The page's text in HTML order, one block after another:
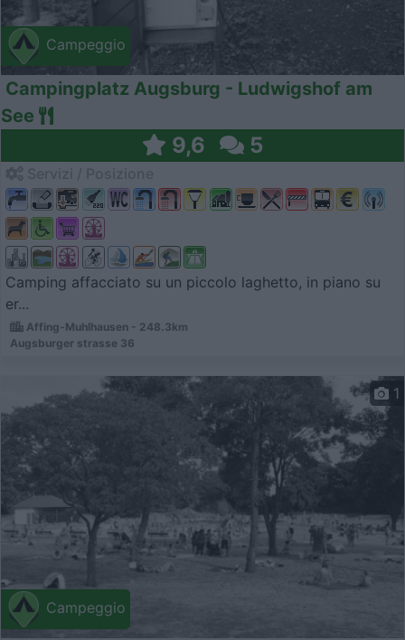
Campeggio
Campingplatz Augsburg - Ludwigshof am
See
9,6 5
Camping affacciato su un piccolo laghetto, in piano su
er...
Affing-Muhlhausen - 248.3km
Augsburger strasse 36
Campeggio
1